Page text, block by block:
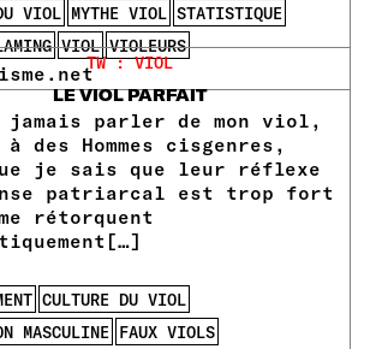
VIOL MYTHE VIOL STATISTIQUE
VIOL VIOLEURS
TW : VIOL
LE VIOL PARFAIT
jamais parler de mon viol,
des Hommes cisgenres,
je sais que leur réflexe
patriarcal est trop fort
rétorquent
CULTURE DU VIOL
MASCULINE FAUX VIOLS